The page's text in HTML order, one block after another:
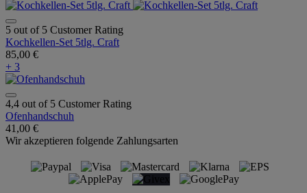
5 out of 5 Customer Rating
Kochkellen-Set 5tlg. Craft
85,00 €
+ 3
4,4 out of 5 Customer Rating
Ofenhandschuh
41,00 €
Wir akzeptieren folgende Zahlungsarten